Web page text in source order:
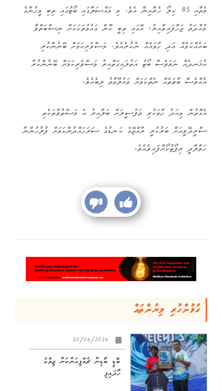
މެތާއި 85 ކިލޯ ހެރޮއިން އެވެ. މި މައްސަލާގައި ބޯޓުގައި ތިބި މީހުންގެ
މުއްދަތު ޖަހާފައިވާއިރު، އޭގައި ތިބީ ކޮން ގައުމުތަކަކަށް ނިސްބަތްވާ
ބައެއްކަމެއް އަދި ހާމައެއް ނުކުރެއެވެ. މަސްވެރިކަމަށް ބޭނުންކުރި
އުޅަނދެއް ނަމަވެސް ބޯޓު އަތުލައިގަތްއިރު މަސްވެރިކަމަށް ބޭނުންކުރާ
އެއްވެސް ބާވަތެއް ނެތްކަމަށް މައުލޫމާތު ލިބެއެވެ.
އެގޮތުން މިއަދު ހާމަކުރި ތަފުސީލަށް ބަލާއިރު އެ މަސްތުވާތަކެތި
ސްރީދޭވީއަށް ބަރުކުރީ ރާއްޖޭގެ ކަނޑުގެ ސަރަހައްދުންކަމަށް ފުލުހުންނާ
ހަވާލާދީ ރިޕޯޓުކޯށްފައިވެއެވެ.
ގުޅުންހުރި ލިޔުންތައް
ބޮޑީ ބޯޑިން ޗެމްޕިއަންކަން ޖިވާއު
ހޯދައިފި